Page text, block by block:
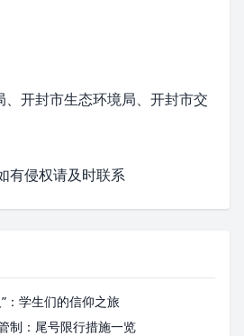
开封市生态环境局、开封市交
有侵权请及时联系
：学生们的信仰之旅
制：尾号限行措施一览